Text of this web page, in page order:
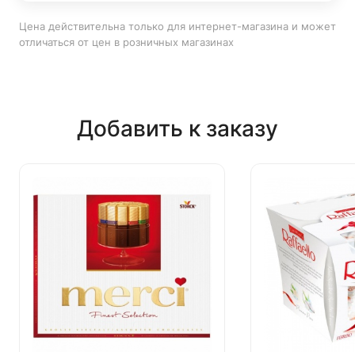
Цена действительна только для интернет-магазина и может
отличаться от цен в розничных магазинах
Добавить к заказу